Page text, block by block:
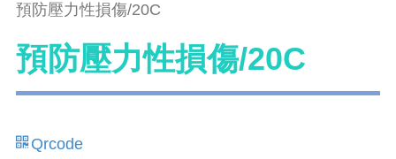
預防壓力性損傷/20C
預防壓力性損傷/20C
Qrcode